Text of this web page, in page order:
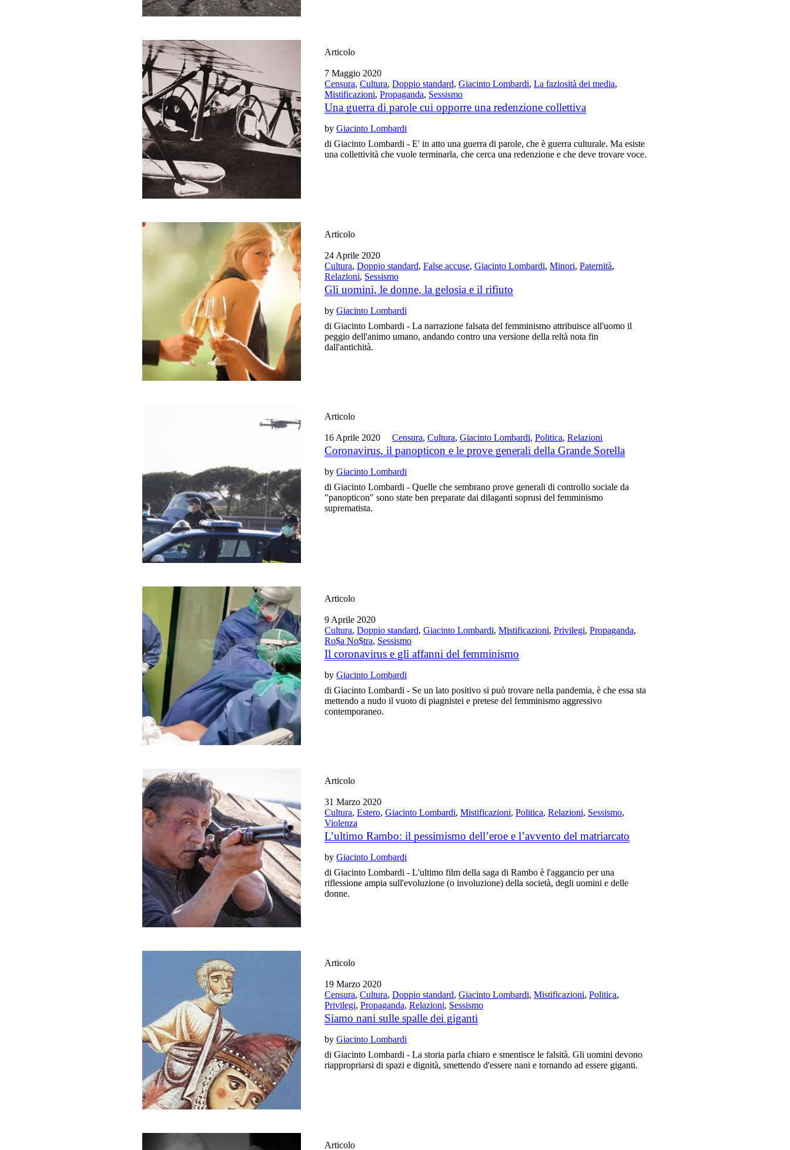
Articolo
7 Maggio 2020
Censura,Cultura,Doppio standard,Giacinto Lombardi,La faziosità dei media,
Mistificazioni,Propaganda, Sessismo
Una guerra di parole cui opporre una redenzione collettiva
byGiacinto Lombardi
di Giacinto Lombardi - E' in atto una guerra di parole, che è guerra culturale. Ma esiste
una collettività che vuole terminarla, che cerca una redenzione e che deve trovare voce.
Articolo
24 Aprile 2020
Cultura,Doppio standard,False accuse,Giacinto Lombardi,Minori,Paternità,
Relazioni, Sessismo
Gli uomini, le donne, la gelosia e il rifiuto
byGiacinto Lombardi
di Giacinto Lombardi - La narrazione falsata del femminismo attribuisce all'uomo il
peggio dell'animo umano, andando contro una versione della reltà nota fin
dall'antichità.
Articolo
16 Aprile 2020 Censura,Cultura,Giacinto Lombardi,Politica,Relazioni
Coronavirus, il panopticon e le prove generali della Grande Sorella
byGiacinto Lombardi
di Giacinto Lombardi - Quelle che sembrano prove generali di controllo sociale da
"panopticon" sono state ben preparate dai dilaganti soprusi del femminismo
suprematista.
Articolo
9 Aprile 2020
Cultura,Doppio standard,Giacinto Lombardi,Mistificazioni,Privilegi,Propaganda,
Ro$a No$tra, Sessismo
Il coronavirus e gli affanni del femminismo
byGiacinto Lombardi
di Giacinto Lombardi - Se un lato positivo si può trovare nella pandemia, è che essa sta
mettendo a nudo il vuoto di piagnistei e pretese del femminismo aggressivo
contemporaneo.
Articolo
31 Marzo 2020
Cultura,Estero,Giacinto Lombardi,Mistificazioni,Politica,Relazioni, Sessismo,
Violenza
L’ultimo Rambo: il pessimismo dell’eroe e l’avvento del matriarcato
byGiacinto Lombardi
di Giacinto Lombardi - L'ultimo film della saga di Rambo è l'aggancio per una
riflessione ampia sull'evoluzione (o involuzione) della società, degli uomini e delle
donne.
Articolo
19 Marzo 2020
Censura,Cultura,Doppio standard,Giacinto Lombardi,Mistificazioni,Politica,
Privilegi,Propaganda,Relazioni, Sessismo
Siamo nani sulle spalle dei giganti
byGiacinto Lombardi
di Giacinto Lombardi - La storia parla chiaro e smentisce le falsità. Gli uomini devono
riappropriarsi di spazi e dignità, smettendo d'essere nani e tornando ad essere giganti.
Articolo